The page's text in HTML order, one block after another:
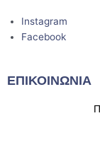
Instagram
Facebook
ΕΠΙΚΟΙΝΩΝΙΑ